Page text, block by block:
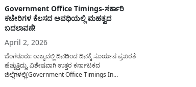
Government Office Timings-ಸರ್ಕಾರಿ
ಕಚೇರಿಗಳ ಕೆಲಸದ ಅವಧಿಯಲ್ಲಿ ಮಹತ್ವದ
ಬದಲಾವಣೆ!
April 2, 2026
ಬೆಂಗಳೂರು: ರಾಜ್ಯದಲ್ಲಿ ದಿನದಿಂದ ದಿನಕ್ಕೆ ಸೂರ್ಯನ ಪ್ರಖರತೆ
ಹೆಚ್ಚುತ್ತಿದ್ದು, ವಿಶೇಷವಾಗಿ ಉತ್ತರ ಕರ್ನಾಟಕದ
ಜಿಲ್ಲೆಗಳಲ್ಲಿ(Government Office Timings In